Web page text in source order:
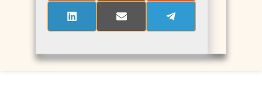
FACEBOOK
(TWITTER)
PINTEREST
SHARE
SHARE
SHARE